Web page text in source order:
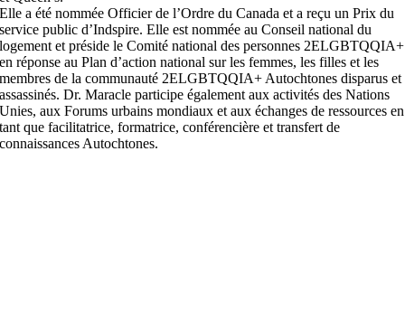
Elle a été nommée Officier de l’Ordre du Canada et a reçu un Prix du
service public d’Indspire. Elle est nommée au Conseil national du
logement et préside le Comité national des personnes 2ELGBTQQIA+
en réponse au Plan d’action national sur les femmes, les filles et les
membres de la communauté 2ELGBTQQIA+ Autochtones disparus et
assassinés. Dr. Maracle participe également aux activités des Nations
Unies, aux Forums urbains mondiaux et aux échanges de ressources en
tant que facilitatrice, formatrice, conférencière et transfert de
connaissances Autochtones.